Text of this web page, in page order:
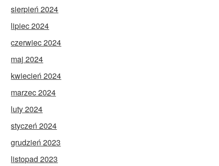
sierpień 2024
lipiec 2024
czerwiec 2024
maj 2024
kwiecień 2024
marzec 2024
luty 2024
styczeń 2024
grudzień 2023
listopad 2023